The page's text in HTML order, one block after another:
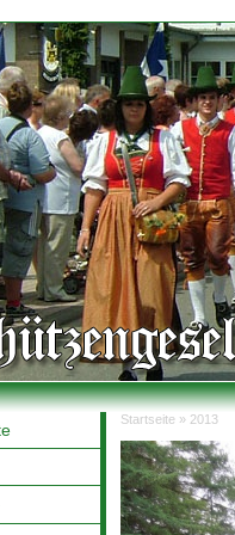
Sie sind
Startseite » 2013